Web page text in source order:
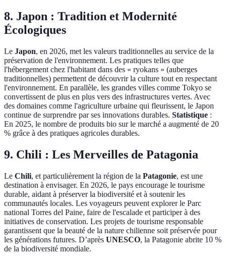
8. Japon : Tradition et Modernité
Écologiques
Le Japon, en 2026, met les valeurs traditionnelles au service de la
préservation de l'environnement. Les pratiques telles que
l'hébergement chez l'habitant dans des « ryokans » (auberges
traditionnelles) permettent de découvrir la culture tout en respectant
l'environnement. En parallèle, les grandes villes comme Tokyo se
convertissent de plus en plus vers des infrastructures vertes. Avec
des domaines comme l'agriculture urbaine qui fleurissent, le Japon
continue de surprendre par ses innovations durables. Statistique :
En 2025, le nombre de produits bio sur le marché a augmenté de 20
% grâce à des pratiques agricoles durables.
9. Chili : Les Merveilles de Patagonia
Le Chili, et particulièrement la région de la Patagonie, est une
destination à envisager. En 2026, le pays encourage le tourisme
durable, aidant à préserver la biodiversité et à soutenir les
communautés locales. Les voyageurs peuvent explorer le Parc
national Torres del Paine, faire de l'escalade et participer à des
initiatives de conservation. Les projets de tourisme responsable
garantissent que la beauté de la nature chilienne soit préservée pour
les générations futures. D’après UNESCO, la Patagonie abrite 10 %
de la biodiversité mondiale.